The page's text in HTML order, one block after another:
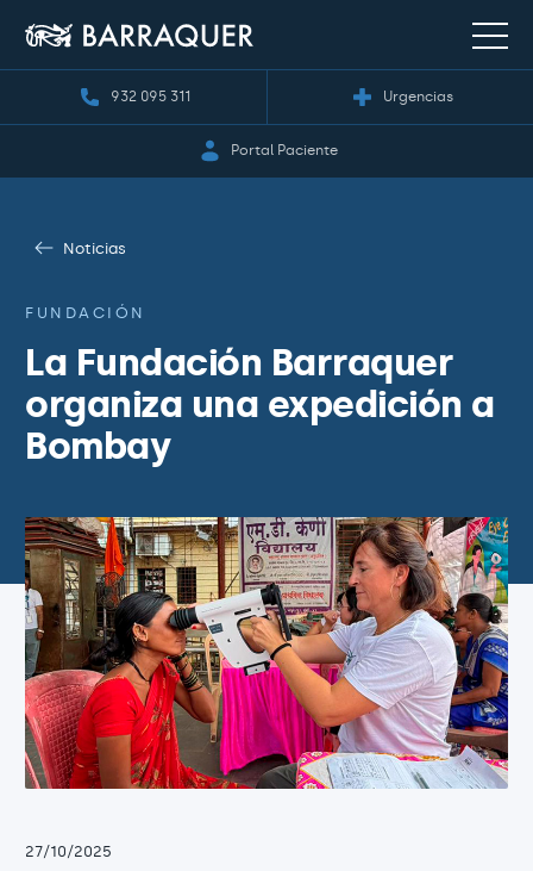
932 095 311 Urgencias
Portal Paciente
Noticias
FUNDACIÓN
La Fundación Barraquer
organiza una expedición a
Bombay
27/10/2025